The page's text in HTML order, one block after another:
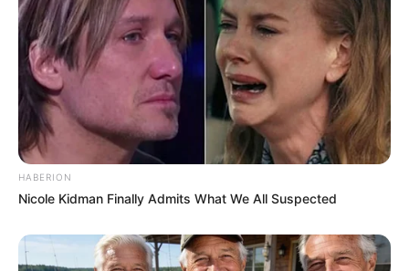
HABERION
Nicole Kidman Finally Admits What We All Suspected